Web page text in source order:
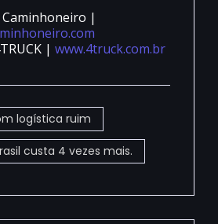
|
| www.4truck.com.br
logística ruim
custa 4 vezes mais.